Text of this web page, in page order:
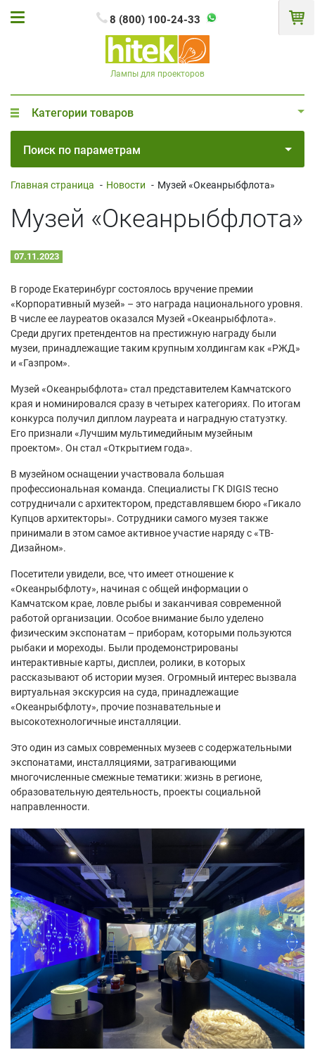
8 (800) 100-24-33
Лампы для проекторов
Категории товаров
Поиск по параметрам
Главная страница - Новости - Музей «Океанрыбфлота»
Музей «Океанрыбфлота»
07.11.2023
В городе Екатеринбург состоялось вручение премии
«Корпоративный музей» – это награда национального уровня.
В числе ее лауреатов оказался Музей «Океанрыбфлота».
Среди других претендентов на престижную награду были
музеи, принадлежащие таким крупным холдингам как «РЖД»
и «Газпром».
Музей «Океанрыбфлота» стал представителем Камчатского
края и номинировался сразу в четырех категориях. По итогам
конкурса получил диплом лауреата и наградную статуэтку.
Его признали «Лучшим мультимедийным музейным
проектом». Он стал «Открытием года».
В музейном оснащении участвовала большая
профессиональная команда. Специалисты ГК DIGIS тесно
сотрудничали с архитектором, представлявшем бюро «Гикало
Купцов архитекторы». Сотрудники самого музея также
принимали в этом самое активное участие наряду с «ТВ-
Дизайном».
Посетители увидели, все, что имеет отношение к
«Океанрыбфлоту», начиная с общей информации о
Камчатском крае, ловле рыбы и заканчивая современной
работой организации. Особое внимание было уделено
физическим экспонатам – приборам, которыми пользуются
рыбаки и мореходы. Были продемонстрированы
интерактивные карты, дисплеи, ролики, в которых
рассказывают об истории музея. Огромный интерес вызвала
виртуальная экскурсия на суда, принадлежащие
«Океанрыбфлоту», прочие познавательные и
высокотехнологичные инсталляции.
Это один из самых современных музеев с содержательными
экспонатами, инсталляциями, затрагивающими
многочисленные смежные тематики: жизнь в регионе,
образовательную деятельность, проекты социальной
направленности.